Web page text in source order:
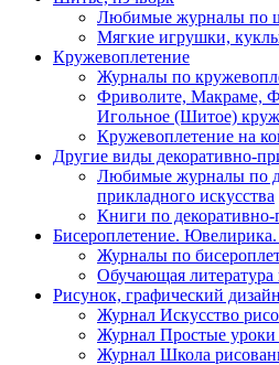
Любимые журналы по
Мягкие игрушки,
Кружевоплетение
Журналы по
Фриволите, Макраме,
Игольное (Шитое)
Кружевоплетение на
Другие виды декоративно-
Любимые журналы по
прикладного искусства
Книги по
Бисероплетение.
Журналы по
Обучающая
Рисунок, графический дизайн
Журнал Искусство
Журнал Простые уроки
Журнал Школа